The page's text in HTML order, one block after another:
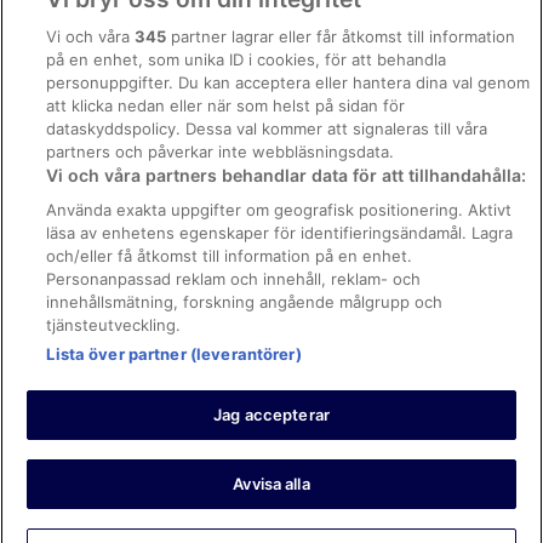
Hotell i Livorno
Lägenhetshotell i Livorno
Hotell i Lucca
Hotell i Luccas historiska centrum
Hotell i närheten av Lutande tornet
Hotell i Pisa
Lägenhetsresorter i Pisa
Town Houses i Pisa
Regler och villkor för Vrbo
Tillgänglighetsanpassning
Juridisk information/Kontakta oss
Riktlinjer för innehåll och anmäla innehåll
Hjälp
Kontakta oss
Avboka eller ändra din bokning
Boka ett flyg med flygbolagskredit
Återbetalningsprocess och tidslinjer
© 2026 Expedia, Inc., ett företag inom Expedia Group.
https://www.expediagroup.com/ Med ensamrätt. MrJet är ett
varumärke eller registrerat varumärke som tillhör Expedia, Inc.
Vi och våra345 partner lagrar eller får åtkomst till information
på en enhet, som unika ID i cookies, för att behandla
personuppgifter. Du kan acceptera eller hantera dina val genom
att klicka nedan eller när som helst på sidan för
dataskyddspolicy. Dessa val kommer att signaleras till våra
partners och påverkar inte webbläsningsdata.
Vi och våra partners behandlar data för att tillhandahålla:
Använda exakta uppgifter om geografisk positionering. Aktivt
läsa av enhetens egenskaper för identifieringsändamål. Lagra
och/eller få åtkomst till information på en enhet.
Personanpassad reklam och innehåll, reklam- och
innehållsmätning, forskning angående målgrupp och
tjänsteutveckling.
Lista över partner (leverantörer)
Jag accepterar
Avvisa alla